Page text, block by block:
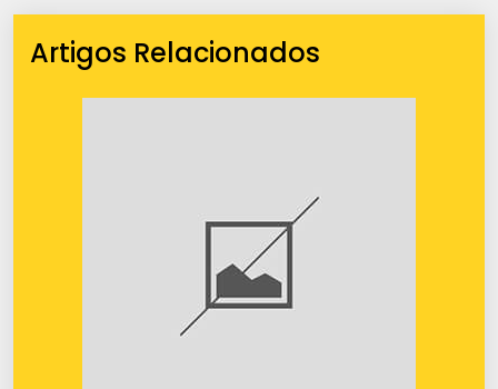
Artigos Relacionados